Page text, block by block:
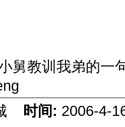
舅教训我弟的
时间: 2006-4-